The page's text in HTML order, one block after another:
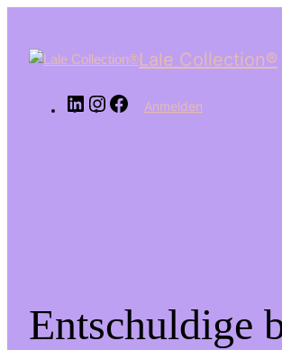
Lale Collection®
LinkedIn
Instagram
Facebook
Anmelden
Entschuldige